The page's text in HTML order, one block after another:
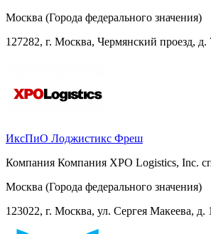
Москва (Города федерального значения)
127282, г. Москва, Чермянский проезд, д.
ИксПиО Лоджистикс Фреш
Компания Компания XPO Logistics, Inc.
Москва (Города федерального значения)
123022, г. Москва, ул. Сергея Макеева, д.